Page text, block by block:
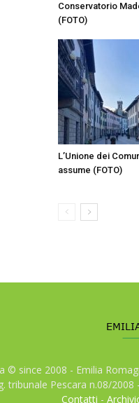
Conservatorio
(FOTO)
L’Unione dei
assume (FOTO)
© since 2008 - Emilia
tribunale Pescara n.08/2008
Contatti -